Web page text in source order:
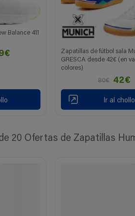
Balance 411
Zapatillas de fútbol sala
GRESCA desde 42€ (en
colores)
80€
42€
Ir al chollo
20 Ofertas de Zapatillas